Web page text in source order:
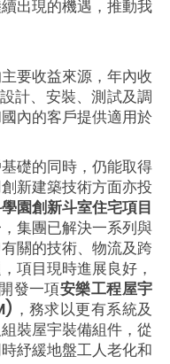
出現的機遇，推動我
要收益來源，年內收
計、安裝、測試及調
內的客戶提供適用於
礎的同時，仍能取得
新建築技術方面亦投
園創新斗室住宅項目
集團已解決一系列與
有關的技術、物流及跨
項目現時進展良好，
發一項安樂工程屋宇
，務求以更有系統及
裝屋宇裝備組件，從
紓緩地盤工人老化和